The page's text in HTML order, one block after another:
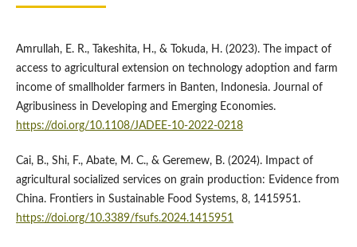
Amrullah, E. R., Takeshita, H., & Tokuda, H. (2023). The impact of
access to agricultural extension on technology adoption and farm
income of smallholder farmers in Banten, Indonesia. Journal of
Agribusiness in Developing and Emerging Economies.
https://doi.org/10.1108/JADEE-10-2022-0218
Cai, B., Shi, F., Abate, M. C., & Geremew, B. (2024). Impact of
agricultural socialized services on grain production: Evidence from
China. Frontiers in Sustainable Food Systems, 8, 1415951.
https://doi.org/10.3389/fsufs.2024.1415951